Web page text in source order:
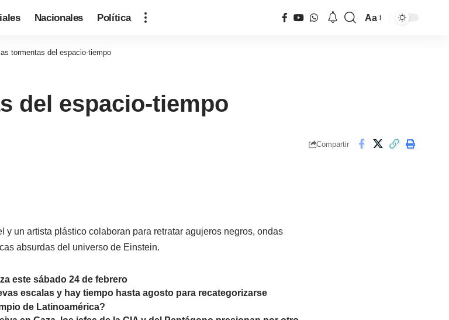
Nacionales Política Aa
tormentas del espacio-tiempo
del espacio-tiempo
Compartir
y un artista plástico colaboran para retratar agujeros negros, ondas
absurdas del universo de Einstein.
este sábado 24 de febrero
escalas y hay tiempo hasta agosto para recategorizarse
de Latinoamérica?